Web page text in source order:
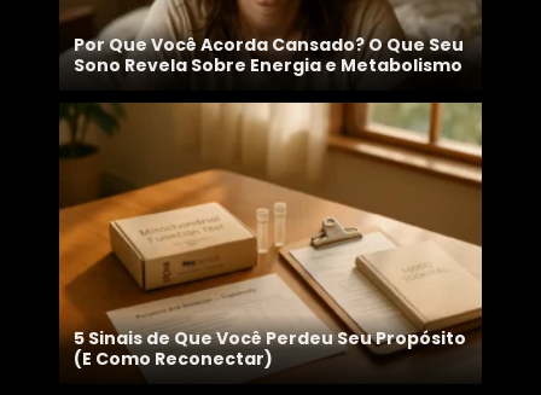
Por Que Você Acorda Cansado? O Que Seu
Sono Revela Sobre Energia e Metabolismo
5 Sinais de Que Você Perdeu Seu Propósito
(E Como Reconectar)